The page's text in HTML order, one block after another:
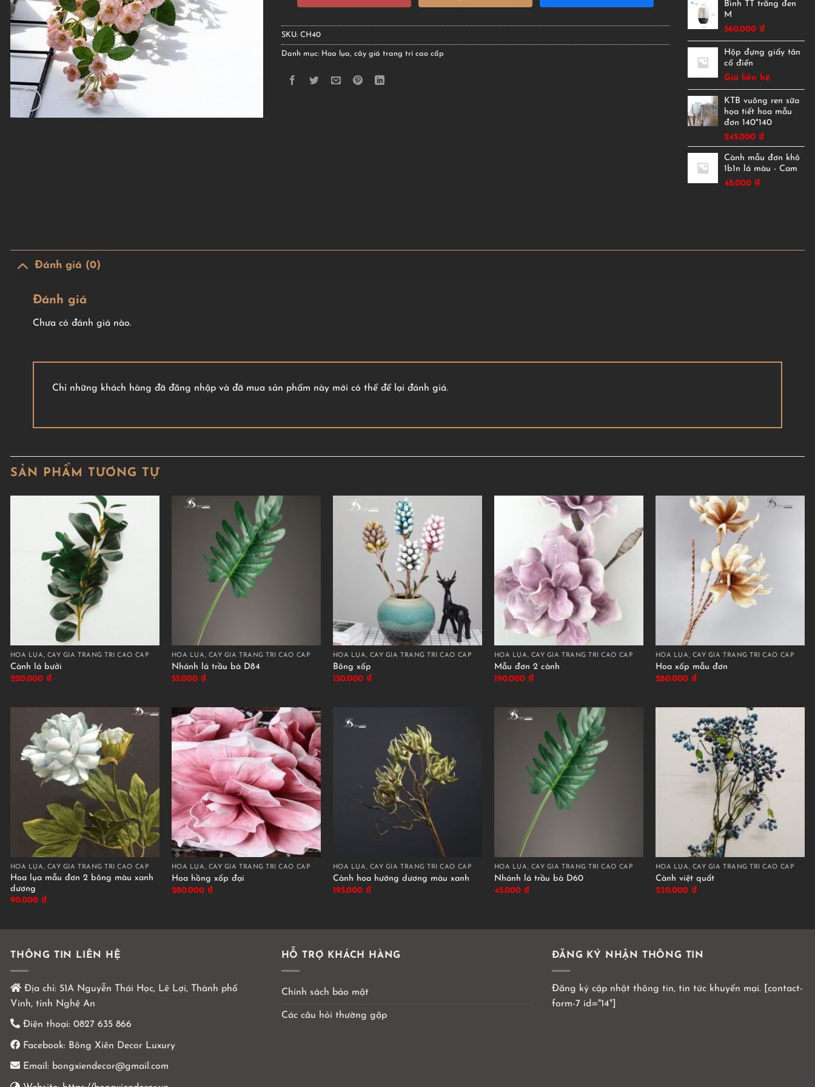
SKU: CH40
Danh mục: Hoa lụa, cây giả trang trí cao cấp
Bình TT trắng đen
M
560.000 ₫
Hộp đựng giấy tân
cổ điển
Giá liên hệ
KTB vuông ren sữa
họa tiết hoa mẫu
đơn 140*140
245.000 ₫
Cành mẫu đơn khô
1b1n lá màu - Cam
48.000 ₫
Đánh giá (0)
Đánh giá
Chưa có đánh giá nào.
Chỉ những khách hàng đã đăng nhập và đã mua sản phẩm này mới có thể để lại đánh giá.
SẢN PHẨM TƯƠNG TỰ
HOA LỤA, CÂY GIẢ TRANG TRÍ CAO CẤP
Cành lá bưởi
220.000 ₫
HOA LỤA, CÂY GIẢ TRANG TRÍ CAO CẤP
Nhánh lá trầu bà D84
55.000 ₫
HOA LỤA, CÂY GIẢ TRANG TRÍ CAO CẤP
Bông xốp
150.000 ₫
HOA LỤA, CÂY GIẢ TRANG TRÍ CAO CẤP
Mẫu đơn 2 cành
190.000 ₫
HOA LỤA, CÂY GIẢ TRANG TRÍ CAO CẤP
Hoa xốp mẫu đơn
280.000 ₫
HOA LỤA, CÂY GIẢ TRANG TRÍ CAO CẤP
Hoa lụa mẫu đơn 2 bông màu xanh
dương
90.000 ₫
HOA LỤA, CÂY GIẢ TRANG TRÍ CAO CẤP
Hoa hồng xốp đại
280.000 ₫
HOA LỤA, CÂY GIẢ TRANG TRÍ CAO CẤP
Cành hoa hướng dương màu xanh
195.000 ₫
HOA LỤA, CÂY GIẢ TRANG TRÍ CAO CẤP
Nhánh lá trầu bà D60
45.000 ₫
HOA LỤA, CÂY GIẢ TRANG TRÍ CAO CẤP
Cành việt quất
230.000 ₫
THÔNG TIN LIÊN HỆ
Địa chỉ: 51A Nguyễn Thái Học, Lê Lợi, Thành phố
Vinh, tỉnh Nghệ An
Điện thoại: 0827 635 866
Facebook: Bông Xiên Decor Luxury
Email: bongxiendecor@gmail.com
HỖ TRỢ KHÁCH HÀNG
Chính sách bảo mật
Các câu hỏi thường gặp
ĐĂNG KÝ NHẬN THÔNG TIN
Đăng ký cập nhật thông tin, tin tức khuyến mại. [contact-
form-7 id="14"]